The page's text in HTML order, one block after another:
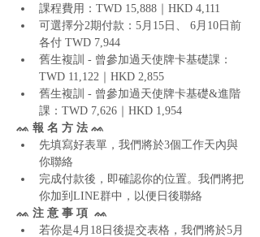
課程費用：TWD 15,888｜HKD 4,111
可選擇分2期付款：5月15日、 6月10日前
各付 TWD 7,944
舊生複訓 - 曾參加過天使牌卡基礎課：
TWD 11,122｜HKD 2,855
舊生複訓 - 曾參加過天使牌卡基礎&進階
課：TWD 7,626｜HKD 1,954
ᨐ 報 名 方 法 ᨐ
先填寫好表單，我們將於3個工作天內與
你聯絡
完成付款後，即確認你的位置。我們將把
你加到LINE群中，以便日後聯絡
ᨐ 注 意 事 項  ᨐ
若你是4月18日後提交表格，我們將於5月